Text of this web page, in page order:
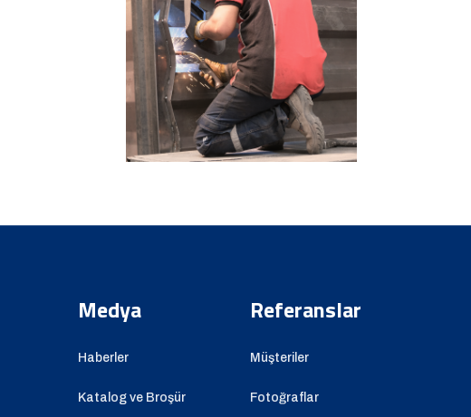
Medya
Haberler
Katalog ve Broşür
Referanslar
Müşteriler
Fotoğraflar